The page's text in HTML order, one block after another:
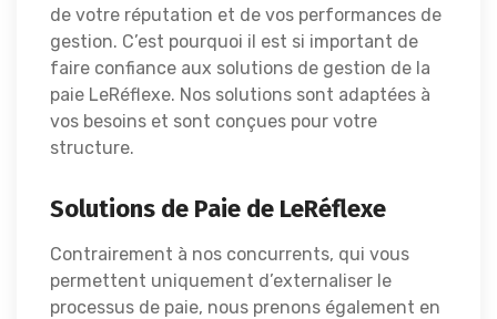
de votre réputation et de vos performances de
gestion. C’est pourquoi il est si important de
faire confiance aux solutions de gestion de la
paie LeRéflexe. Nos solutions sont adaptées à
vos besoins et sont conçues pour votre
structure.
Solutions de Paie de LeRéflexe
Contrairement à nos concurrents, qui vous
permettent uniquement d’externaliser le
processus de paie, nous prenons également en